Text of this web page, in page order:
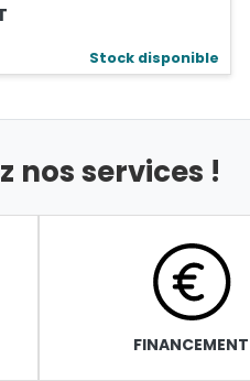
Stock disponible
nos services !
FINANCEMENT